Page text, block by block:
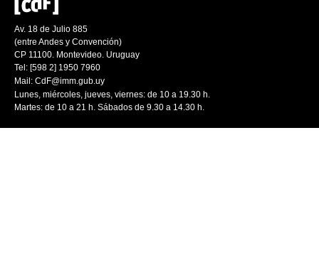
Av. 18 de Julio 885
(entre Andes y Convención)
CP 11100. Montevideo. Uruguay
Tel: [598 2] 1950 7960
Mail: CdF@imm.gub.uy
Lunes, miércoles, jueves, viernes: de 10 a 19.30 h.
Martes: de 10 a 21 h. Sábados de 9.30 a 14.30 h.